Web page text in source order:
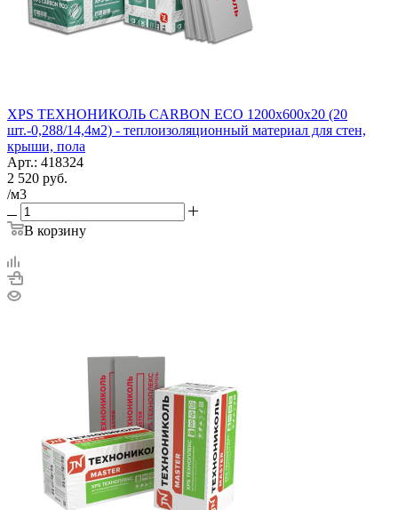
XPS ТЕХНОНИКОЛЬ CARBON ECO 1200х600х20 (20
шт.-0,288/14,4м2) - теплоизоляционный материал для стен,
крыши, пола
Арт.: 418324
2 520 руб.
/м3
В корзину